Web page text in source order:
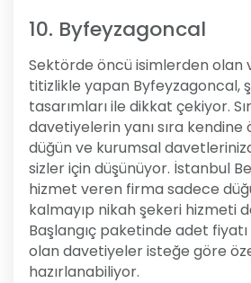
10. Byfeyzagoncal
Sektörde öncü isimlerden olan
titizlikle yapan Byfeyzagoncal,
tasarımları ile dikkat çekiyor.
davetiyelerin yanı sıra kendine
düğün ve kurumsal
sizler için düşünüyor. İstanbul
hizmet veren firma sadece
kalmayıp nikah şekeri hizmeti
Başlangıç paketinde adet
olan davetiyeler isteğe göre
hazırlanabiliyor.